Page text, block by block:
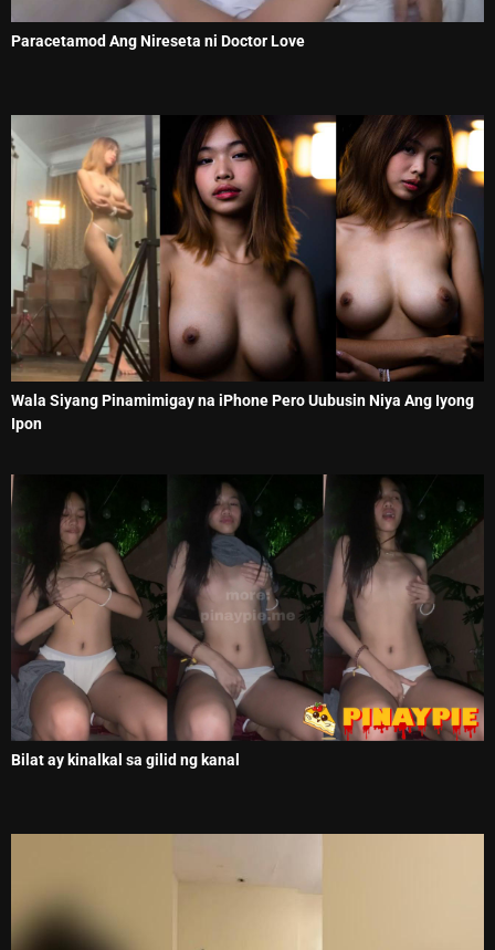
Paracetamod Ang Nireseta ni Doctor Love
Wala Siyang Pinamimigay na iPhone Pero Uubusin Niya Ang Iyong
Ipon
Bilat ay kinalkal sa gilid ng kanal